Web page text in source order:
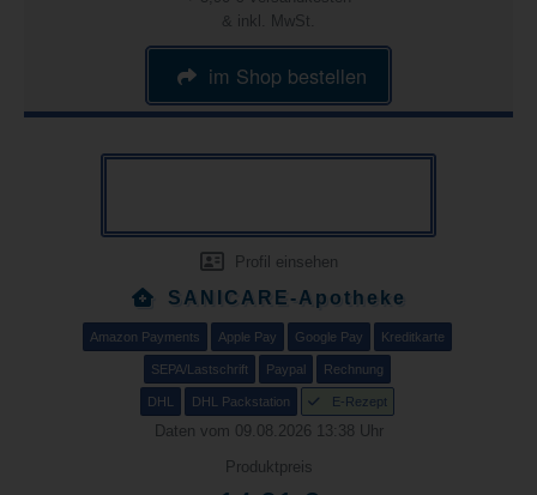
& inkl. MwSt.
im Shop bestellen
Profil einsehen
SANICARE-Apotheke
Amazon Payments Apple Pay Google Pay Kreditkarte
SEPA/Lastschrift Paypal Rechnung
DHL DHL Packstation E-Rezept
Daten vom 09.08.2026 13:38 Uhr
Produktpreis